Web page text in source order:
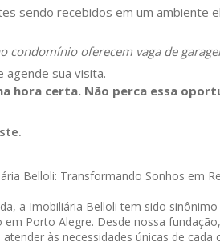
sendo recebidos em um
condomínio oferecem vaga de
agende sua visita.
hora certa. Não perca essa
Belloli: Transformando Sonhos em
a Imobiliária Belloli tem sido
Porto Alegre. Desde nossa
às necessidades únicas de cada